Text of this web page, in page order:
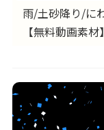
雨/土砂降り/に
【無料動画素材】